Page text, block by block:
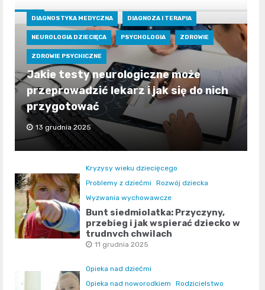
DIAGNOSTYKA MEDYCZNA DIAGNOZA I TERAPIA
NEUROLOGIA DZIECIĘCA PSYCHOLOGIA ZDROWIE
ZDROWIE PSYCHICZNE
Jakie testy neurologiczne może
przeprowadzić lekarz i jak się do nich
przygotować
13 grudnia 2025
Kryzysy wieku dziecięcego
Problemy z dziećmi
Rozwój dziecka
Wyzwania wychowawcze
Bunt siedmiolatka: Przyczyny,
przebieg i jak wspierać dziecko w
trudnych chwilach
11 grudnia 2025
Opieka nad dziećmi
Opieka nad noworodkiem
Rodzicielstwo